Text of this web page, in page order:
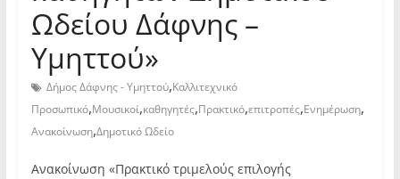
Ωδείου Δάφνης –
Υμηττού»
Δήμος Δάφνης - Υμηττού,Καλλιτεχνικό
Προσωπικό,Μουσικοί,καθηγητές,Πρακτικό,επιτροπές,Ενημέρωση,
Ανακοίνωση,Δημοτικό Ωδείο
Ανακοίνωση «Πρακτικό τριμελούς επιλογής